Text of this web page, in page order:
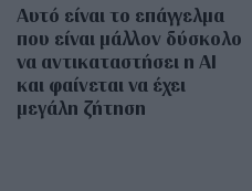
Αυτό είναι το επάγγελμα
που είναι μάλλον δύσκολο
να αντικαταστήσει η AI
και φαίνεται να έχει
μεγάλη ζήτηση